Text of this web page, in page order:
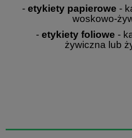
- etykiety papierowe -
woskowo-
- etykiety foliowe -
żywiczna lub